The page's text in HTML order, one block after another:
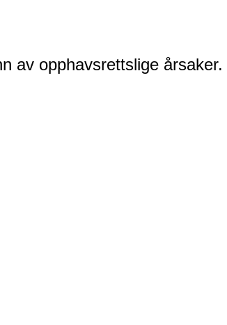
av opphavsrettslige årsaker.